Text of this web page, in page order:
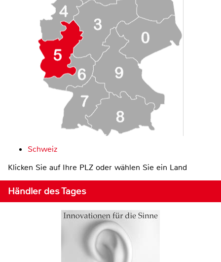
Schweiz
Klicken Sie auf Ihre PLZ oder wählen Sie ein Land
Händler des Tages